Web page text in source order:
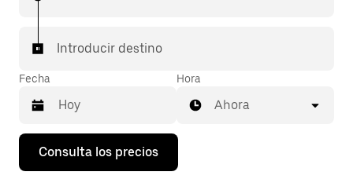
Introducir destino
Fecha
Pulsa
flecha
Hora
Ahora
Consulta los precios